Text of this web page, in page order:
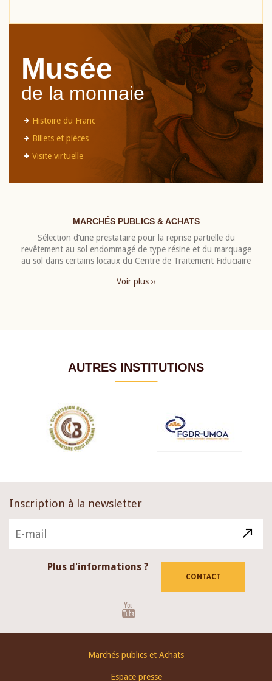
Musée
de la monnaie
Histoire du Franc
Billets et pièces
Visite virtuelle
MARCHÉS PUBLICS & ACHATS
Sélection d’une prestataire pour la reprise partielle du
revêtement au sol endommagé de type résine et du marquage
au sol dans certains locaux du Centre de Traitement Fiduciaire
Voir plus ››
AUTRES INSTITUTIONS
Inscription à la newsletter
Plus d'informations ?
CONTACT
Marchés publics et Achats
Espace presse